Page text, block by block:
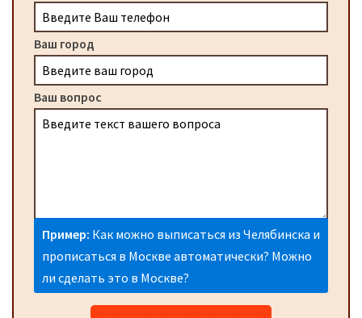
Ваш город
Ваш вопрос
Пример: Как можно выписаться из Челябинска и
прописаться в Москве автоматически? Можно
ли сделать это в Москве?